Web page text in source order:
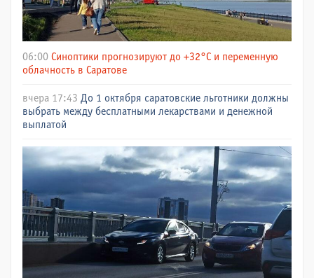
06:00 Синоптики прогнозируют до +32°C и переменную
облачность в Саратове
вчера 17:43 До 1 октября саратовские льготники должны
выбрать между бесплатными лекарствами и денежной
выплатой